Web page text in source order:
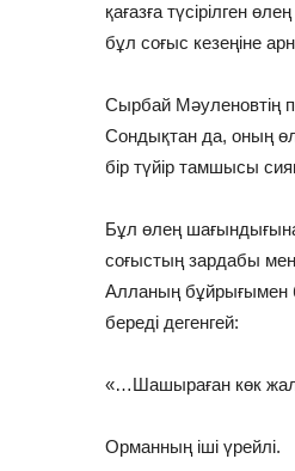
қағазға түсірілген
бұл соғыс кезеңіне
Сырбай Мәуленовтің
Сондықтан да, оның
бір түйір тамшысы
Бұл өлең
соғыстың зардабы
Алланың бұйрығымен
береді дегенгей:
«…Шашыраған көк
Орманның іші үрейлі.